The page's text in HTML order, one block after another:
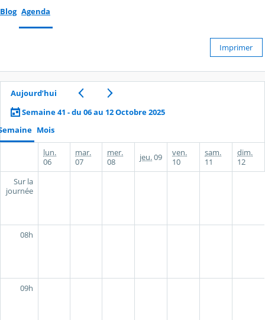
Blog Agenda
Imprimer
Aujourd’hui
Semaine 41 - du 06 au 12 Octobre 2025
Mois
lun.
06
mar.
07
mer.
08
jeu.09
ven.
10
sam.
11
dim.
12
Sur la
journée
08h
09h